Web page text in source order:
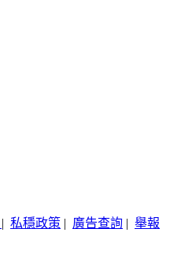
| 私穩政策 | 廣告查詢 | 舉報